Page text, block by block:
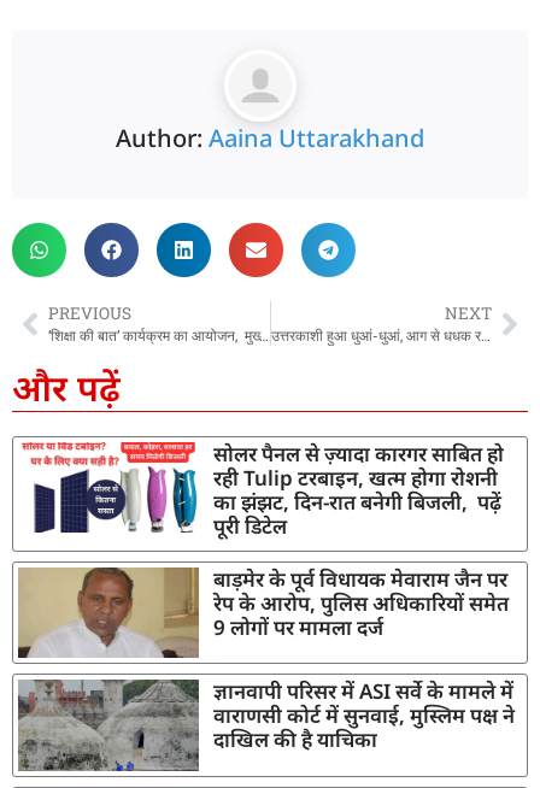
Author: Aaina Uttarakhand
PREVIOUS
‘शिक्षा की बात’ कार्यक्रम का आयोजन, मुख्य सचिव ने की वीडियो कॉन्फ्रेंसिंग के माध्यम से की छात्र-छात्राओं से बातचीत
NEXT
उत्तरकाशी हुआ धुआं-धुआं, आग से धधक रहे जंगल, बहुमूल्य वन संपदा हो रही खाक
और पढ़ें
सोलर पैनल से ज़्यादा कारगर साबित हो
रही Tulip टरबाइन, खत्म होगा रोशनी
का झंझट, दिन-रात बनेगी बिजली, पढ़ें
पूरी डिटेल
बाड़मेर के पूर्व विधायक मेवाराम जैन पर
रेप के आरोप, पुलिस अधिकारियों समेत
9 लोगों पर मामला दर्ज
ज्ञानवापी परिसर में ASI सर्वे के मामले में
वाराणसी कोर्ट में सुनवाई, मुस्लिम पक्ष ने
दाखिल की है याचिका